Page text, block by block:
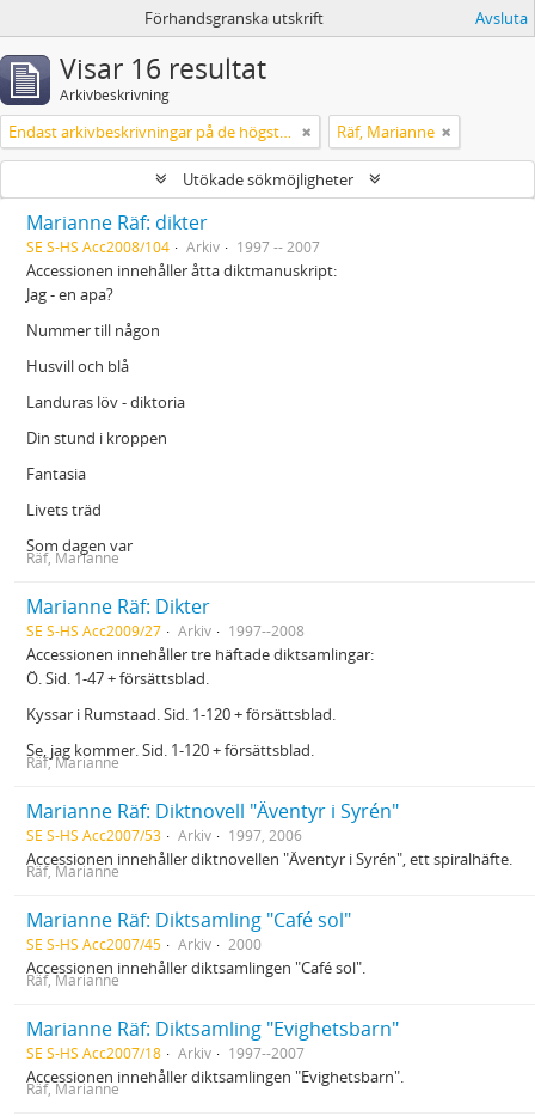
Förhandsgranska utskrift Avsluta
Visar 16 resultat
Arkivbeskrivning
Endast arkivbeskrivningar på de högsta nivåerna Räf, Marianne
Utökade sökmöjligheter
Marianne Räf: dikter
SE S-HS Acc2008/104 Arkiv 1997 -- 2007
Accessionen innehåller åtta diktmanuskript:
Jag - en apa?
Nummer till någon
Husvill och blå
Landuras löv - diktoria
Din stund i kroppen
Fantasia
Livets träd
Som dagen var
Räf, Marianne
Marianne Räf: Dikter
SE S-HS Acc2009/27 Arkiv 1997--2008
Accessionen innehåller tre häftade diktsamlingar:
Ö. Sid. 1-47 + försättsblad.
Kyssar i Rumstaad. Sid. 1-120 + försättsblad.
Se, jag kommer. Sid. 1-120 + försättsblad.
Räf, Marianne
Marianne Räf: Diktnovell "Äventyr i Syrén"
SE S-HS Acc2007/53 Arkiv 1997, 2006
Accessionen innehåller diktnovellen "Äventyr i Syrén", ett spiralhäfte.
Räf, Marianne
Marianne Räf: Diktsamling "Café sol"
SE S-HS Acc2007/45 Arkiv 2000
Accessionen innehåller diktsamlingen "Café sol".
Räf, Marianne
Marianne Räf: Diktsamling "Evighetsbarn"
SE S-HS Acc2007/18 Arkiv 1997--2007
Accessionen innehåller diktsamlingen "Evighetsbarn".
Räf, Marianne